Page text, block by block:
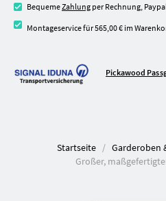
BequemeZahlung per Rechnung,
Montageservice für 565,00 € im
Pickawood
Startseite
Garderoben
Großer,